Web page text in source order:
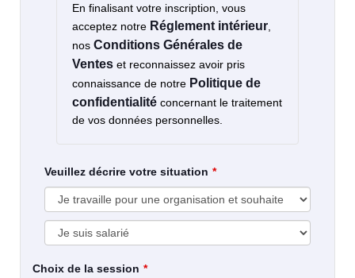
En finalisant votre inscription, vous
acceptez notre Réglement intérieur
nos Conditions Générales de
Ventes et reconnaissez avoir pris
connaissance de notre Politique de
confidentialité concernant le traitement
de vos données personnelles.
Veuillez décrire votre situation
Choix de la session